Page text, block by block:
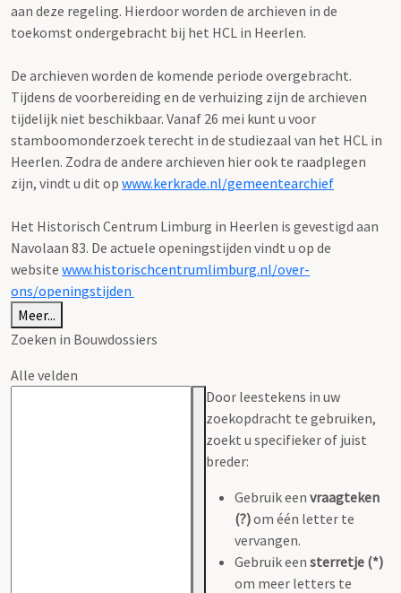
aan deze regeling. Hierdoor worden de archieven in de
toekomst ondergebracht bij het HCL in Heerlen.
De archieven worden de komende periode overgebracht.
Tijdens de voorbereiding en de verhuizing zijn de archieven
tijdelijk niet beschikbaar. Vanaf 26 mei kunt u voor
stamboomonderzoek terecht in de studiezaal van het HCL in
Heerlen. Zodra de andere archieven hier ook te raadplegen
zijn, vindt u dit op www.kerkrade.nl/gemeentearchief
Het Historisch Centrum Limburg in Heerlen is gevestigd aan
Navolaan 83. De actuele openingstijden vindt u op de
website www.historischcentrumlimburg.nl/over-
ons/openingstijden
Meer...
Zoeken in Bouwdossiers
Alle velden
Door leestekens in uw
zoekopdracht te gebruiken,
zoekt u specifieker of juist
breder:
Gebruik een vraagteken
(?)om één letter te
vervangen.
Gebruik een sterretje (*)
om meer letters te